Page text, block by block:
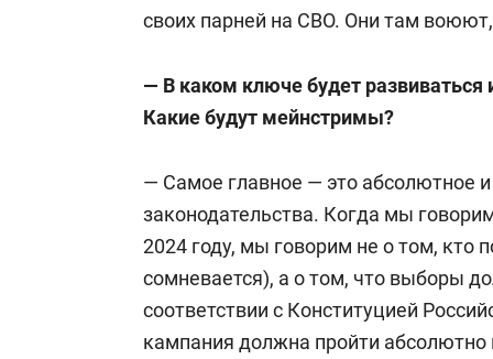
института по специальности
Академии народного хозяйства
MBA «Связи с государственными
В 1987 году направлен на службу в
своих парней на СВО. Они там воюют,
— В каком ключе будет развиваться
Какие будут мейнстримы?
— Самое главное — это абсолютное
законодательства. Когда мы
2024 году, мы говорим не о том, кто
сомневается), а о том, что выборы
соответствии с Конституцией
кампания должна пройти абсолютно